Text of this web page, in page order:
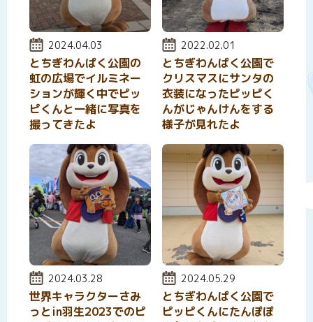
投稿日:
2024.04.03
とちぎわんぱく公園の
虹の広場でイルミネー
ションが輝く中でピッ
ピくんと一緒に写真を
撮ってきたよ
投稿日:
2022.02.01
とちぎわんぱく公園で
クリスマスにサンタの
衣装になったピッピく
んがじゃんけんをする
様子が見れたよ
投稿日:
2024.03.28
世界キャラクターさみ
っとin羽生2023でのピ
投稿日:
2024.05.29
とちぎわんぱく公園で
ピッピくんにたんぽぽ